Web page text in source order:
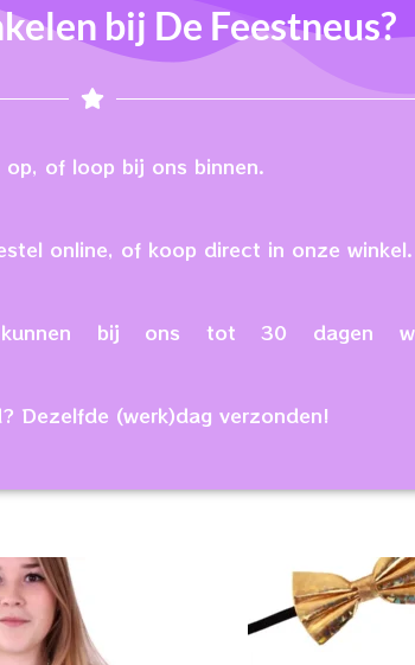
bij De Feestneus?
of loop bij ons binnen.
online, of koop direct in onze winkel.
kunnen bij ons tot 30 dagen
Dezelfde (werk)dag verzonden!